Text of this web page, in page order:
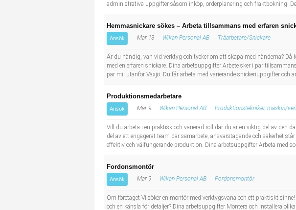
Sanering och renhållning
Informatör/Kommunikatör
Sjuksköterska, grundutbildad
administrativa uppgifter såsom inköp, orderplanering och fraktbokning.
Hemmasnickare sökes – Arbeta tillsammans med erfaren
Ansök Mar 13 Wikan Personal AB Träarbetare/Snickare
Är du händig, van vid verktyg och tycker om att skapa med händerna?
med en erfaren snickare. Dina arbetsuppgifter Arbete sker i par
par mil utanför Växjö. Du får arbeta med varierande snickeriuppgifter och
Produktionsmedarbetare
Ansök Mar 9 Wikan Personal AB Produktionstekniker, maskin/
Vill du arbeta i en praktisk och varierad roll där du är en viktig del av den
del av ett engagerat team där samarbete, ansvarstagande och säkerhet
effektiv och välfungerande produktion. Dina arbetsuppgifter Arbeta med
Fordonsmontör
Ansök Mar 9 Wikan Personal AB Fordonsmontör
Om företaget Vi söker en montör med verktygsvana och ett praktiskt
och en känsla för detaljer? Dina arbetsuppgifter Montera och installera